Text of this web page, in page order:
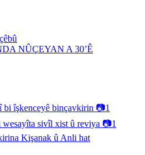
NÛÇEYAN A 30’Ê
bi îşkenceyê binçavkirin 📷1
sivîl xist û reviya 📷1
Kişanak û Anli hat